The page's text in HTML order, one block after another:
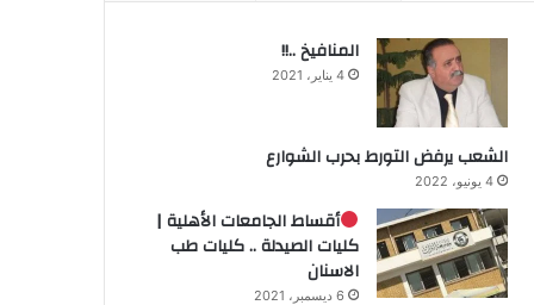
المنافيخ ..!!
4 يناير، 2021
الشعب يرفض التورط بحرب الشوارع
4 يونيو، 2022
أقساط الجامعات الأهلية |
كليات الصيدلة .. كليات طب
الاسنان
6 ديسمبر، 2021